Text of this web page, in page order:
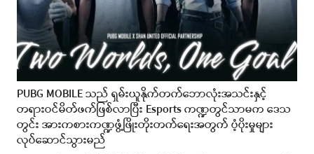
PUBG MOBILE သည် ရှမ်းယူနိုက်တက်ဘောလုံးအသင်းနှင့်
တရားဝင်မိတ်ဖက်ဖြစ်လာပြီး Esports ကဏ္ဍတွင်သာမက ဒေသ
တွင်း အားကစားကဏ္ဍဖွံ့ဖြိုးတိုးတက်ရေးအတွက် ပံ့ပိုးမှုများ
လုပ်ဆောင်သွားမည်